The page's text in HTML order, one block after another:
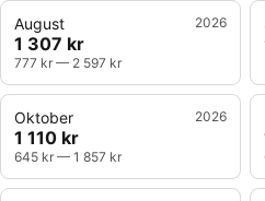
August 2026
1 307 kr
777 kr — 2 597 kr
Oktober 2026
1 110 kr
645 kr — 1 857 kr